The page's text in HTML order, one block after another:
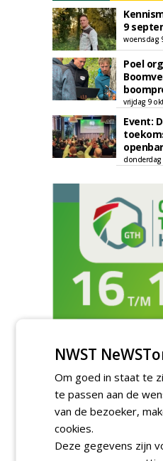
9
woensdag
Poel
vrijdag 9
Event:
donderdag
TENDERS
Gemeente Eindhoven
onderhoud ''Stedelijk
bebouwingscontour
donderdag 6 augustus 2026
NWST
Om goed in staat te
te passen aan de
van de bezoeker,
cookies.
Deze gegevens zijn